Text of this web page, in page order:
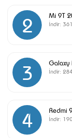
2 Mi 9T
İndir:
3 Galaxy
İndir:
4 Redmi
İndir: